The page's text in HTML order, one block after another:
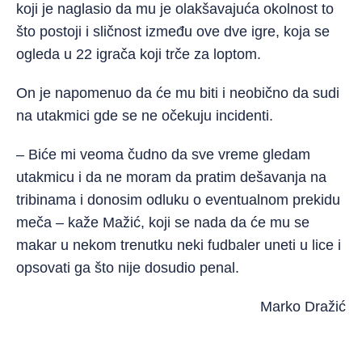
koji je naglasio da mu je olakšavajuća okolnost to
što postoji i sličnost između ove dve igre, koja se
ogleda u 22 igrača koji trče za loptom.
On je napomenuo da će mu biti i neobično da sudi
na utakmici gde se ne očekuju incidenti.
– Biće mi veoma čudno da sve vreme gledam
utakmicu i da ne moram da pratim dešavanja na
tribinama i donosim odluku o eventualnom prekidu
meča – kaže Mažić, koji se nada da će mu se
makar u nekom trenutku neki fudbaler uneti u lice i
opsovati ga što nije dosudio penal.
Marko Dražić